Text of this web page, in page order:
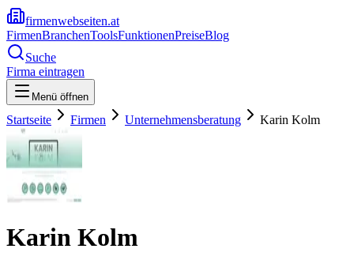
firmenwebseiten.at
FirmenBranchenToolsFunktionenPreiseBlog
Suche
Firma eintragen
Menü öffnen
Startseite Firmen Unternehmensberatung Karin Kolm
Karin Kolm